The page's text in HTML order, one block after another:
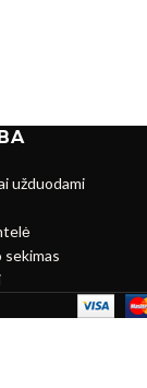
užduodami
sekimas